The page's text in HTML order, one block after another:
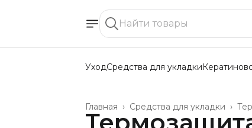
УходСредства для укладки
Средства для укладки ›
Главная ›